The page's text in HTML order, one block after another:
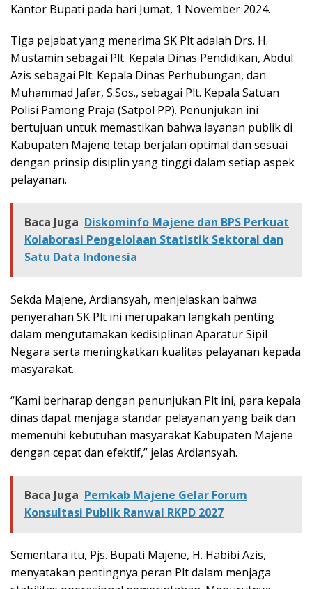
Kantor Bupati pada hari Jumat, 1 November 2024.
Tiga pejabat yang menerima SK Plt adalah Drs. H.
Mustamin sebagai Plt. Kepala Dinas Pendidikan, Abdul
Azis sebagai Plt. Kepala Dinas Perhubungan, dan
Muhammad Jafar, S.Sos., sebagai Plt. Kepala Satuan
Polisi Pamong Praja (Satpol PP). Penunjukan ini
bertujuan untuk memastikan bahwa layanan publik di
Kabupaten Majene tetap berjalan optimal dan sesuai
dengan prinsip disiplin yang tinggi dalam setiap aspek
pelayanan.
Baca Juga Diskominfo Majene dan BPS Perkuat
Kolaborasi Pengelolaan Statistik Sektoral dan
Satu Data Indonesia
Sekda Majene, Ardiansyah, menjelaskan bahwa
penyerahan SK Plt ini merupakan langkah penting
dalam mengutamakan kedisiplinan Aparatur Sipil
Negara serta meningkatkan kualitas pelayanan kepada
masyarakat.
“Kami berharap dengan penunjukan Plt ini, para kepala
dinas dapat menjaga standar pelayanan yang baik dan
memenuhi kebutuhan masyarakat Kabupaten Majene
dengan cepat dan efektif,” jelas Ardiansyah.
Baca Juga Pemkab Majene Gelar Forum
Konsultasi Publik Ranwal RKPD 2027
Sementara itu, Pjs. Bupati Majene, H. Habibi Azis,
menyatakan pentingnya peran Plt dalam menjaga